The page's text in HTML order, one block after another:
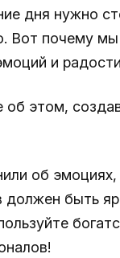
дня нужно
Вот почему
и
об этом,
об эмоциях,
должен быть